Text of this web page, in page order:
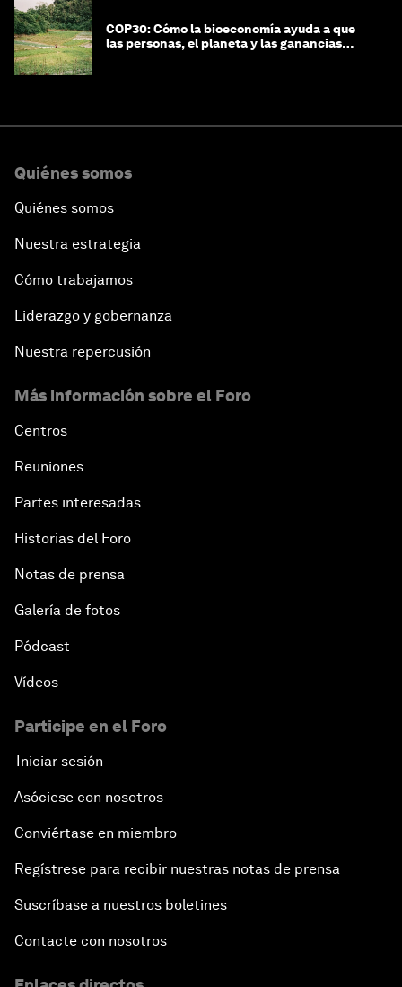
COP30: Cómo la bioeconomía ayuda a que
las personas, el planeta y las ganancias
Quiénes somos
Quiénes somos
Nuestra estrategia
Cómo trabajamos
Liderazgo y gobernanza
Nuestra repercusión
Más información sobre el Foro
Centros
Reuniones
Partes interesadas
Historias del Foro
Notas de prensa
Galería de fotos
Pódcast
Vídeos
Participe en el Foro
Iniciar sesión
Asóciese con nosotros
Conviértase en miembro
Regístrese para recibir nuestras notas de prensa
Suscríbase a nuestros boletines
Contacte con nosotros